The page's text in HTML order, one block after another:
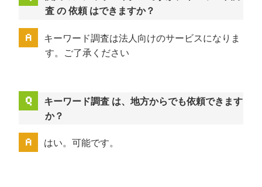
査 の 依頼 はできますか？
キーワード調査は法人向けのサービスになりま
す。ご了承ください
キーワード調査 は、地方からでも依頼できます
か？
はい。可能です。